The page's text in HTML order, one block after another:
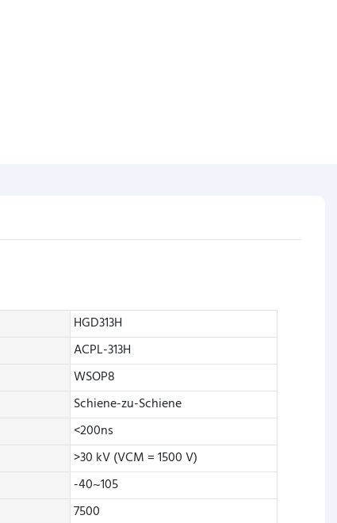
HGD313H
ACPL-313H
WSOP8
Schiene-zu-Schiene
<200ns
>30 kV (VCM = 1500 V)
-40~105
7500